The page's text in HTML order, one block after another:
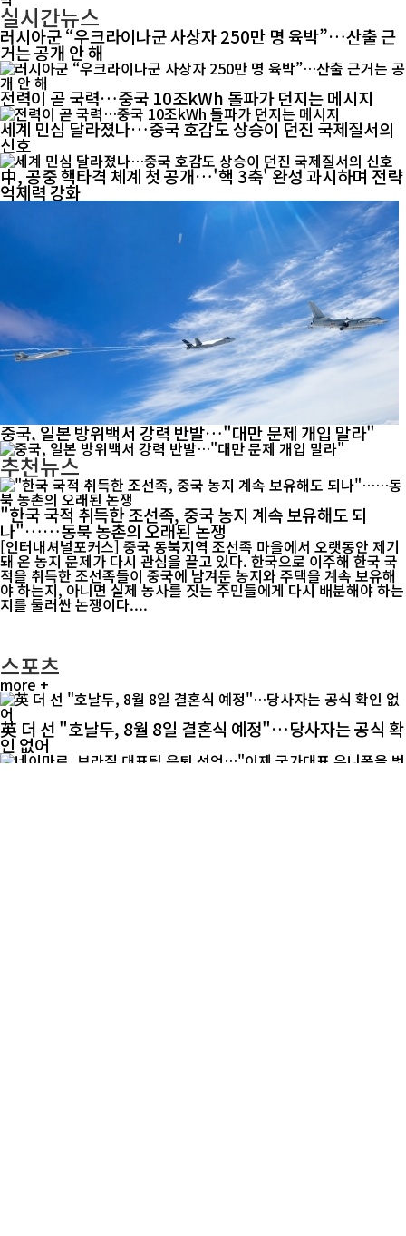
실시간뉴스
러시아군 “우크라이나군 사상자 250만 명 육박”…산출 근
거는 공개 안 해
전력이 곧 국력…중국 10조kWh 돌파가 던지는 메시지
세계 민심 달라졌나…중국 호감도 상승이 던진 국제질서의
신호
中, 공중 핵타격 체계 첫 공개…'핵 3축' 완성 과시하며 전략
억제력 강화
중국, 일본 방위백서 강력 반발…"대만 문제 개입 말라"
추천뉴스
"한국 국적 취득한 조선족, 중국 농지 계속 보유해도 되
나"……동북 농촌의 오래된 논쟁
[인터내셔널포커스] 중국 동북지역 조선족 마을에서 오랫동안 제기
돼 온 농지 문제가 다시 관심을 끌고 있다. 한국으로 이주해 한국 국
적을 취득한 조선족들이 중국에 남겨둔 농지와 주택을 계속 보유해
야 하는지, 아니면 실제 농사를 짓는 주민들에게 다시 배분해야 하는
지를 둘러싼 논쟁이다....
스포츠
more +
英 더 선 "호날두, 8월 8일 결혼식 예정"…당사자는 공식 확
인 없어